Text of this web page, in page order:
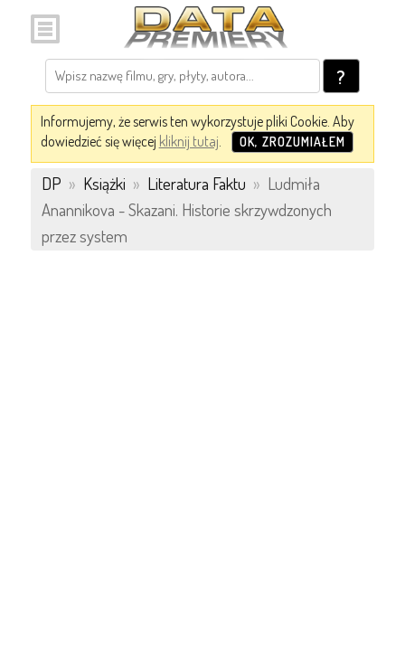
?
Informujemy, że serwis ten wykorzystuje pliki Cookie. Aby
dowiedzieć się więcej kliknij tutaj. OK, ZROZUMIAŁEM
DP » Książki » Literatura Faktu » Ludmiła
Anannikova - Skazani. Historie skrzywdzonych
przez system